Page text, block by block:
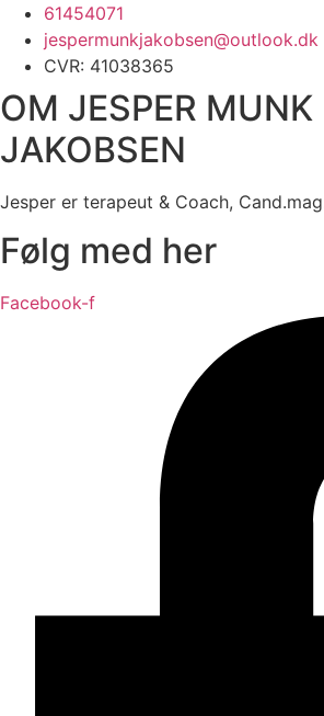
61454071
jespermunkjakobsen@outlook.dk
CVR: 41038365
OM JESPER MUNK
JAKOBSEN
Jesper er terapeut & Coach,
Følg med her
Facebook-f